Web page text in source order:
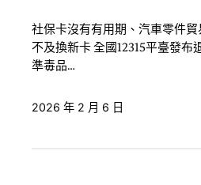
社保卡沒有有用期、汽車零件
不及換新卡 全國12315平臺發布
準毒品…
2026 年 2 月 6 日